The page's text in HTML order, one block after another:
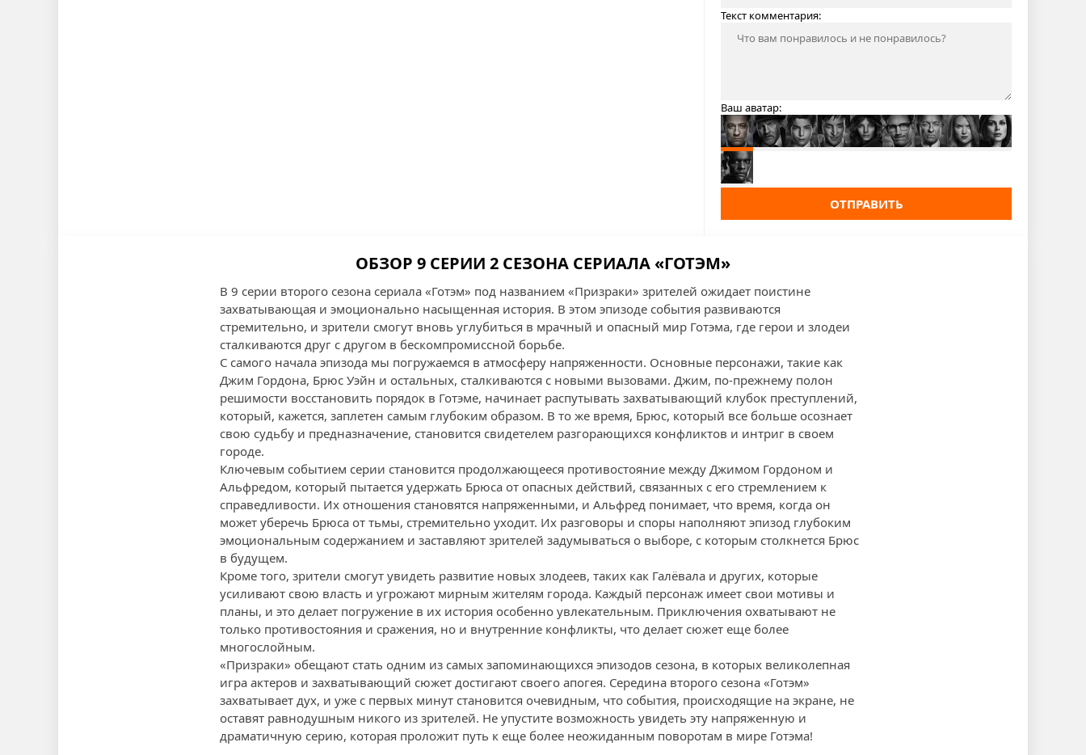
Текст комментария:
Ваш аватар:
ОТПРАВИТЬ
ОБЗОР 9 СЕРИИ 2 СЕЗОНА СЕРИАЛА «ГОТЭМ»
В 9 серии второго сезона сериала «Готэм» под названием «Призраки» зрителей ожидает поистине
захватывающая и эмоционально насыщенная история. В этом эпизоде события развиваются
стремительно, и зрители смогут вновь углубиться в мрачный и опасный мир Готэма, где герои и злодеи
сталкиваются друг с другом в бескомпромиссной борьбе.
С самого начала эпизода мы погружаемся в атмосферу напряженности. Основные персонажи, такие как
Джим Гордона, Брюс Уэйн и остальных, сталкиваются с новыми вызовами. Джим, по-прежнему полон
решимости восстановить порядок в Готэме, начинает распутывать захватывающий клубок преступлений,
который, кажется, заплетен самым глубоким образом. В то же время, Брюс, который все больше осознает
свою судьбу и предназначение, становится свидетелем разгорающихся конфликтов и интриг в своем
городе.
Ключевым событием серии становится продолжающееся противостояние между Джимом Гордоном и
Альфредом, который пытается удержать Брюса от опасных действий, связанных с его стремлением к
справедливости. Их отношения становятся напряженными, и Альфред понимает, что время, когда он
может уберечь Брюса от тьмы, стремительно уходит. Их разговоры и споры наполняют эпизод глубоким
эмоциональным содержанием и заставляют зрителей задумываться о выборе, с которым столкнется Брюс
в будущем.
Кроме того, зрители смогут увидеть развитие новых злодеев, таких как Галёвала и других, которые
усиливают свою власть и угрожают мирным жителям города. Каждый персонаж имеет свои мотивы и
планы, и это делает погружение в их история особенно увлекательным. Приключения охватывают не
только противостояния и сражения, но и внутренние конфликты, что делает сюжет еще более
многослойным.
«Призраки» обещают стать одним из самых запоминающихся эпизодов сезона, в которых великолепная
игра актеров и захватывающий сюжет достигают своего апогея. Середина второго сезона «Готэм»
захватывает дух, и уже с первых минут становится очевидным, что события, происходящие на экране, не
оставят равнодушным никого из зрителей. Не упустите возможность увидеть эту напряженную и
драматичную серию, которая проложит путь к еще более неожиданным поворотам в мире Готэма!